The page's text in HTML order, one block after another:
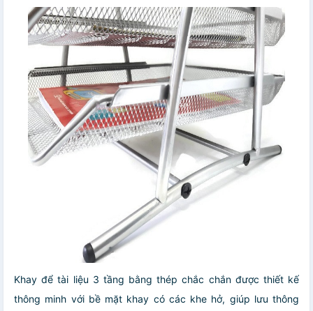
Khay để tài liệu 3 tầng bằng thép chắc chắn được thiết kế
thông minh với bề mặt khay có các khe hở, giúp lưu thông